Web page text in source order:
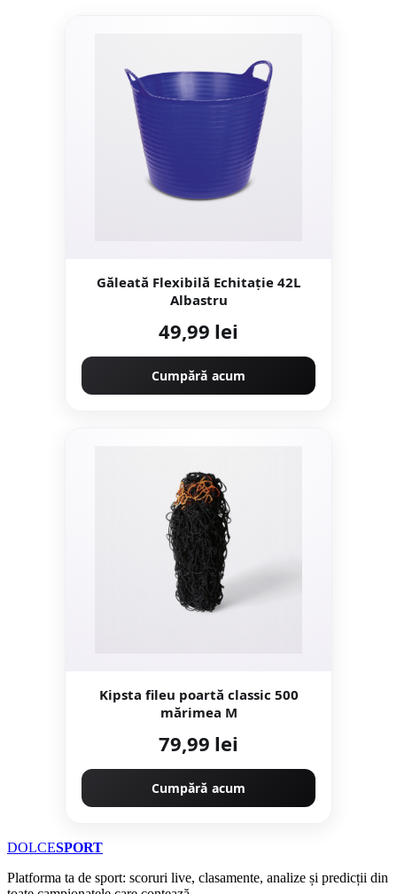
Găleată Flexibilă Echitație 42L
Albastru
49,99 lei
Cumpără acum
Kipsta fileu poartă classic 500
mărimea M
79,99 lei
Cumpără acum
DOLCESPORT
Platforma ta de sport: scoruri live, clasamente, analize și predicții din